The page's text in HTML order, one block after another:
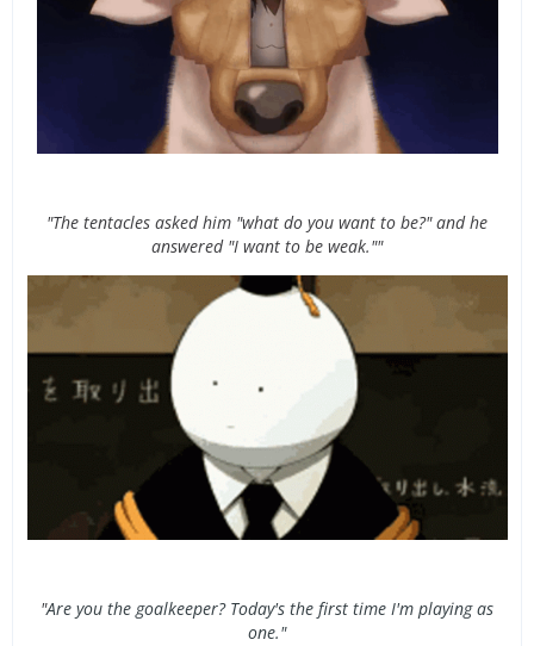
"The tentacles asked him "what do you want to be?" and he
answered "I want to be weak.""
"Are you the goalkeeper? Today's the first time I'm playing as
one."